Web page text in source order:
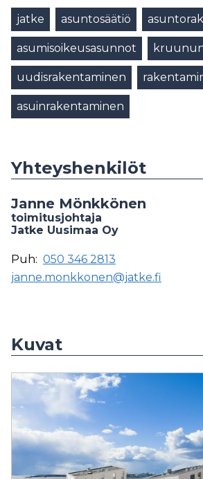
jatke asuntosäätiö
asumisoikeusasunnot
uudisrakentaminen
asuinrakentaminen
Yhteyshenkilöt
Janne Mönkkönen
toimitusjohtaja
Jatke Uusimaa Oy
Puh: 050 346 2813
janne.monkkonen@jatke.fi
Kuvat